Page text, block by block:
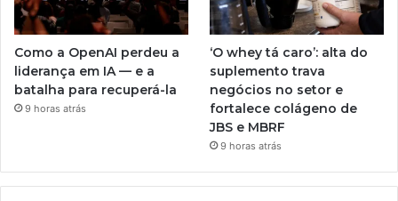
Como a OpenAI perdeu a
liderança em IA — e a
batalha para recuperá-la
9 horas atrás
‘O whey tá caro’: alta do
suplemento trava
negócios no setor e
fortalece colágeno de
JBS e MBRF
9 horas atrás